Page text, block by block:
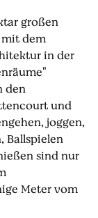
großen
dem
in der
den
und
joggen,
Ballspielen
sind nur
Meter vom